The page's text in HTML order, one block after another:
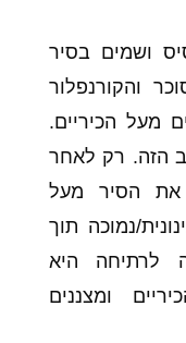
ושמים בסיר
והקורנפלור
מעל הכיריים.
הזה. רק לאחר
את הסיר מעל
נמוכה תוך
לרתיחה היא
ומצננים